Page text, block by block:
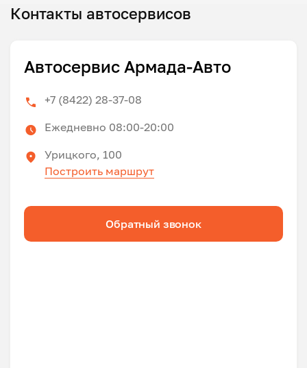
Контакты автосервисов
Автосервис Армада-Авто
+7 (8422) 28-37-08
Ежедневно 08:00-20:00
Урицкого, 100
Построить маршрут
Обратный звонок